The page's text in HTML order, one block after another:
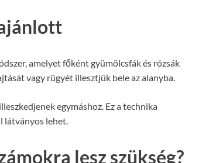
amelyet főként gyümölcsfák és rózsák
vagy rügyét illesztjük bele az alanyba.
egymáshoz. Ez a technika
látványos lehet.
lesz szükség?